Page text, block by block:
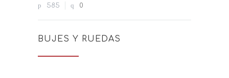
585
0
BUJES Y RUEDAS